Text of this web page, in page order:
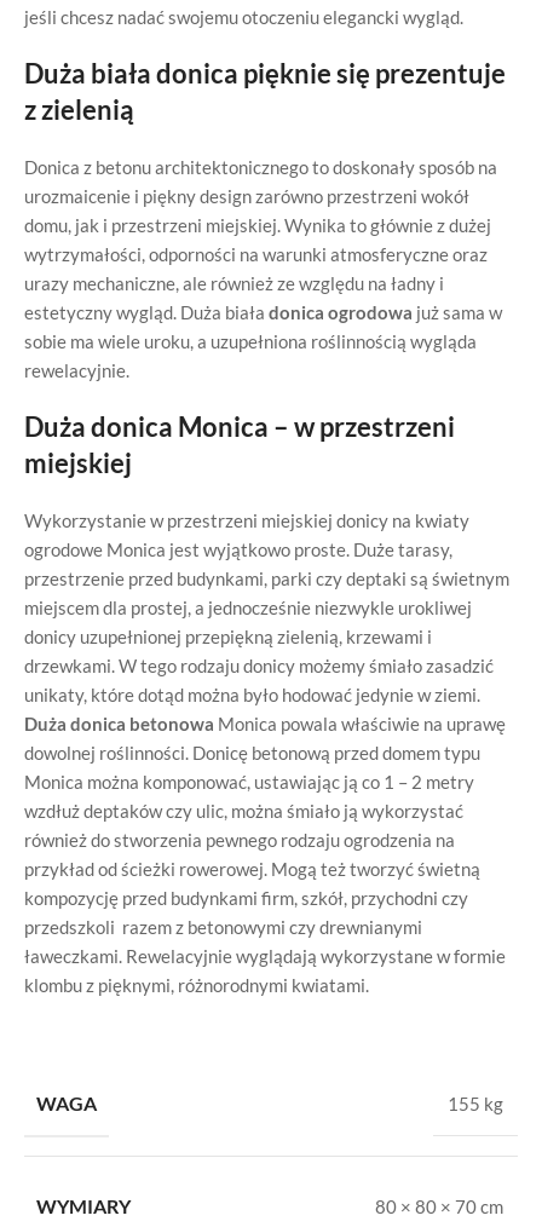
jeśli chcesz nadać swojemu otoczeniu elegancki wygląd.
Duża biała donica pięknie się prezentuje
z zielenią
Donica z betonu architektonicznego to doskonały sposób na
urozmaicenie i piękny design zarówno przestrzeni wokół
domu, jak i przestrzeni miejskiej. Wynika to głównie z dużej
wytrzymałości, odporności na warunki atmosferyczne oraz
urazy mechaniczne, ale również ze względu na ładny i
estetyczny wygląd. Duża biała donica ogrodowa już sama w
sobie ma wiele uroku, a uzupełniona roślinnością wygląda
rewelacyjnie.
Duża donica Monica – w przestrzeni
miejskiej
Wykorzystanie w przestrzeni miejskiej donicy na kwiaty
ogrodowe Monica jest wyjątkowo proste. Duże tarasy,
przestrzenie przed budynkami, parki czy deptaki są świetnym
miejscem dla prostej, a jednocześnie niezwykle urokliwej
donicy uzupełnionej przepiękną zielenią, krzewami i
drzewkami. W tego rodzaju donicy możemy śmiało zasadzić
unikaty, które dotąd można było hodować jedynie w ziemi.
Duża donica betonowa Monica powala właściwie na uprawę
dowolnej roślinności. Donicę betonową przed domem typu
Monica można komponować, ustawiając ją co 1 – 2 metry
wzdłuż deptaków czy ulic, można śmiało ją wykorzystać
również do stworzenia pewnego rodzaju ogrodzenia na
przykład od ścieżki rowerowej. Mogą też tworzyć świetną
kompozycję przed budynkami firm, szkół, przychodni czy
przedszkoli razem z betonowymi czy drewnianymi
ławeczkami. Rewelacyjnie wyglądają wykorzystane w formie
klombu z pięknymi, różnorodnymi kwiatami.
WAGA 155 kg
WYMIARY 80 × 80 × 70 cm